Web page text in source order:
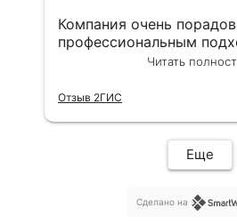
Компания очень
профессиональным
Максим большой
Читать
Отзыв 2ГИС
Еще
Сделано на